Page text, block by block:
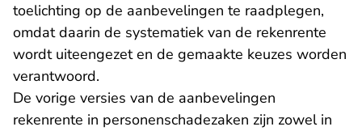
toelichting op de aanbevelingen te raadplegen,
omdat daarin de systematiek van de rekenrente
wordt uiteengezet en de gemaakte keuzes worden
verantwoord.
De vorige versies van de aanbevelingen
rekenrente in personenschadezaken zijn zowel in